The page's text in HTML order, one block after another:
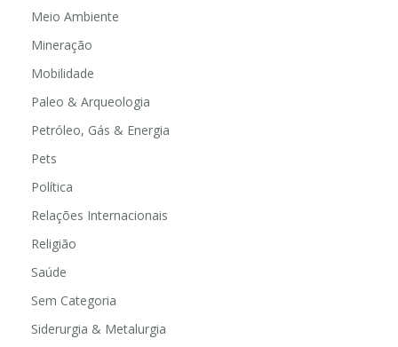
Meio Ambiente
Mineração
Mobilidade
Paleo & Arqueologia
Petróleo, Gás & Energia
Pets
Política
Relações Internacionais
Religião
Saúde
Sem Categoria
Siderurgia & Metalurgia